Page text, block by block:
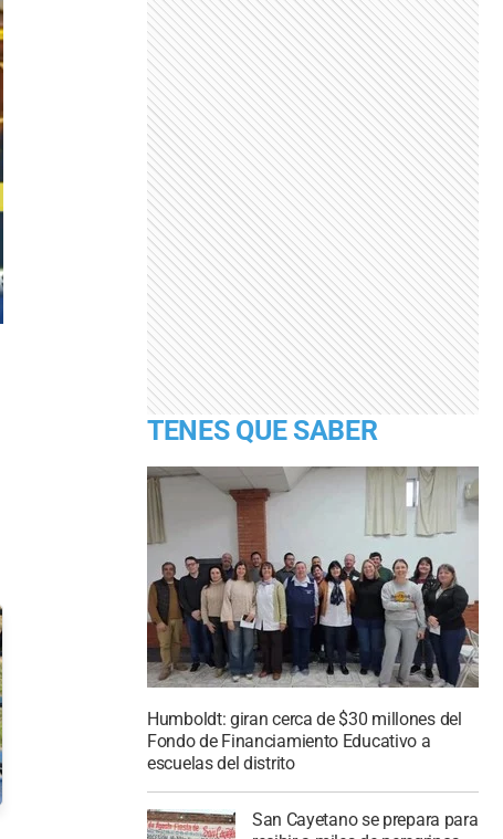
TENES QUE SABER
Humboldt: giran cerca de $30 millones del
Fondo de Financiamiento Educativo a
escuelas del distrito
San Cayetano se prepara para